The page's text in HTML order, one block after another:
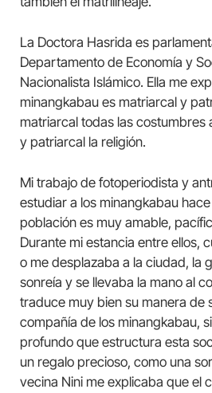
La Doctora Hasrida es
Departamento de Economía y
Nacionalista Islámico. Ella me
minangkabau es matriarcal y
matriarcal todas las costumbres
y patriarcal la religión.
Mi trabajo de fotoperiodista y
estudiar a los minangkabau
población es muy amable,
Durante mi estancia entre ellos,
o me desplazaba a la ciudad, la
sonreía y se llevaba la mano al
traduce muy bien su manera de
compañía de los minangkabau,
profundo que estructura esta
un regalo precioso, como una
vecina Nini me explicaba que el